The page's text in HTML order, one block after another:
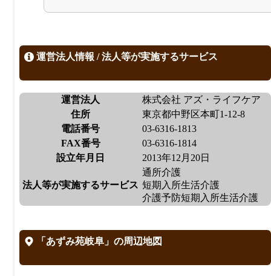
運営法人情報 / 法人等が実施するサービス
運営法人
株式会社 アズ・ライフケア
住所
東京都中野区本町1-12-8
電話番号
03-6316-1813
FAX番号
03-6316-1814
設立年月日
2013年12月20日
法人等が実施するサービス
通所介護
短期入所生活介護
介護予防短期入所生活介護
「あずみ苑岐阜」の周辺地図